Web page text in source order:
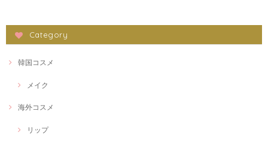
Category
韓国コスメ
メイク
海外コスメ
リップ